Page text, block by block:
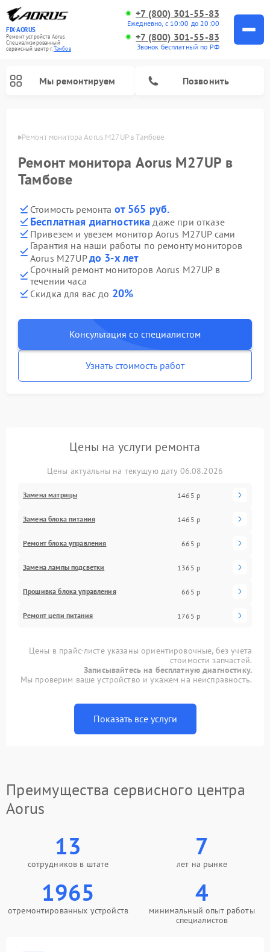
FIX-AORUS
Ремонт устройств Aorus
Специализированный
cервисный центр г.Тамбов
+7 (800) 301-55-83
Ежедневно, с 10:00 до 20:00
+7 (800) 301-55-83
Звонок бесплатный по РФ
Мы ремонтируем Позвонить
Ремонт монитора Aorus M27UP в Тамбове
Ремонт монитора Aorus M27UP в
Тамбове
Стоимость ремонта от 565 руб.
Бесплатная диагностика даже при отказе
Привезем и увезем монитор Aorus M27UP сами
Гарантия на наши работы по ремонту мониторов
Aorus M27UPдо 3-х лет
Срочный ремонт мониторов Aorus M27UP в
течении часа
Скидка для вас до 20%
Консультация со специалистом
Узнать стоимость работ
Цены на услуги ремонта
Цены актуальны на текущую дату 06.08.2026
Замена матрицы 1465 р
Замена блока питания 1465 р
Ремонт блока управления 665 р
Замена лампы подсветки 1365 р
Прошивка блока управления 665 р
Ремонт цепи питания 1765 р
Цены в прайс-листе указаны ориентировочные, без учета
стоимости запчастей.
Записывайтесь на бесплатную диагностику.
Мы проверим ваше устройство и укажем на неисправность.
Показать все услуги
Преимущества сервисного центра
Aorus
13
сотрудников в штате
7
лет на рынке
1965
отремонтированных устройств
4
минимальный опыт работы
специалистов